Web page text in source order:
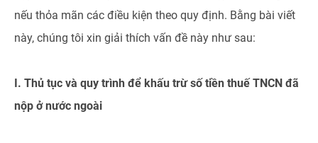
nếu thỏa mãn các điều kiện theo quy định. Bằng bài viết
này, chúng tôi xin giải thích vấn đề này như sau:
I. Thủ tục và quy trình để khấu trừ số tiền thuế TNCN đã
nộp ở nước ngoài